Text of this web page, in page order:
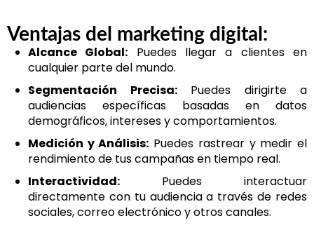
Ventajas del marketing digital:
Alcance Global: Puedes llegar a clientes en
cualquier parte del mundo.
Segmentación Precisa:Puedes dirigirte a
audiencias específicas basadas en datos
demográficos, intereses y comportamientos.
Medición y Análisis: Puedes rastrear y medir el
rendimiento de tus campañas en tiempo real.
Interactividad: Puedes interactuar
directamente con tu audiencia a través de redes
sociales, correo electrónico y otros canales.